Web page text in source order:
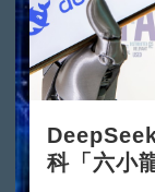
科「六小